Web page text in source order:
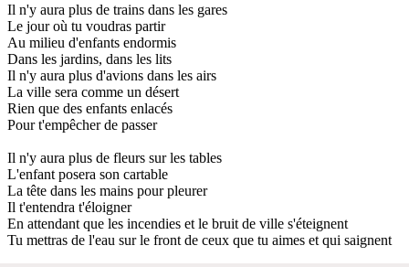
Il n'y aura plus de trains dans les gares
Le jour où tu voudras partir
Au milieu d'enfants endormis
Dans les jardins, dans les lits
Il n'y aura plus d'avions dans les airs
La ville sera comme un désert
Rien que des enfants enlacés
Pour t'empêcher de passer
Il n'y aura plus de fleurs sur les tables
L'enfant posera son cartable
La tête dans les mains pour pleurer
Il t'entendra t'éloigner
En attendant que les incendies et le bruit de ville s'éteignent
Tu mettras de l'eau sur le front de ceux que tu aimes et qui saignent